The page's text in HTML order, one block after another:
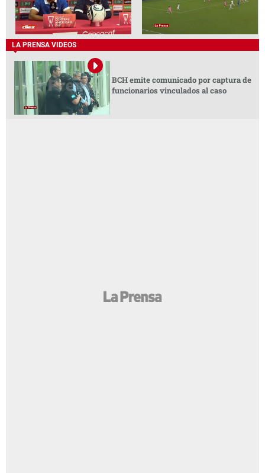
LA PRENSA VIDEOS
BCH emite comunicado por captura de
funcionarios vinculados al caso